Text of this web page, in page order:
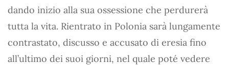
dando inizio alla sua ossessione che perdurerà
tutta la vita. Rientrato in Polonia sarà lungamente
contrastato, discusso e accusato di eresia fino
all’ultimo dei suoi giorni, nel quale poté vedere